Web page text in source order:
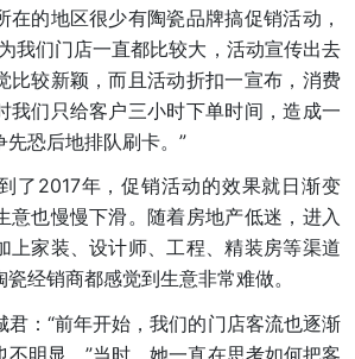
的地区很少有陶瓷品牌搞促销活动，
我们门店一直都比较大，活动宣传出去
比较新颖，而且活动折扣一宣布，消费
我们只给客户三小时下单时间，造成一
恐后地排队刷卡。”
2017年，促销活动的效果就日渐变
意也慢慢下滑。随着房地产低迷，进入
上家装、设计师、工程、精装房等渠道
经销商都感觉到生意非常难做。
：“前年开始，我们的门店客流也逐渐
明显。”当时，她一直在思考如何把客